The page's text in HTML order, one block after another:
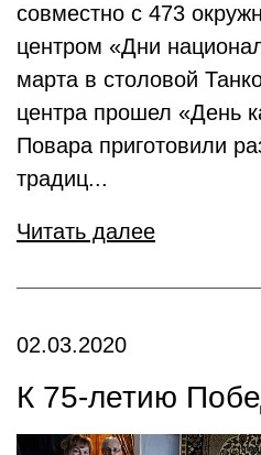
совместно с 473
центром «Дни
марта в столовой
центра прошел «День
Повара приготовили
традиц...
Читать далее
02.03.2020
К 75-летию